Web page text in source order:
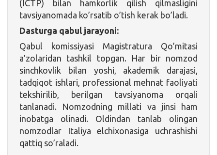
(ICTP) bilan hamkorlik qilish qilmasligini
tavsiyanomada ko’rsatib o’tish kerak bo’ladi.
Dasturga qabul jarayoni:
Qabul komissiyasi Magistratura Qo’mitasi
a’zolaridan tashkil topgan. Har bir nomzod
sinchkovlik bilan yoshi, akademik darajasi,
tadqiqot ishlari, professional mehnat faoliyati
tekshirilib, berilgan tavsiyanoma orqali
tanlanadi. Nomzodning millati va jinsi ham
inobatga olinadi. Oldindan tanlab olingan
nomzodlar Italiya elchixonasiga uchrashishi
qattiq so’raladi.